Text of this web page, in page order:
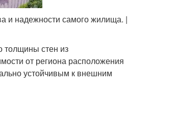
и надежности самого жилища. |
толщины стен из
от региона расположения
устойчивым к внешним